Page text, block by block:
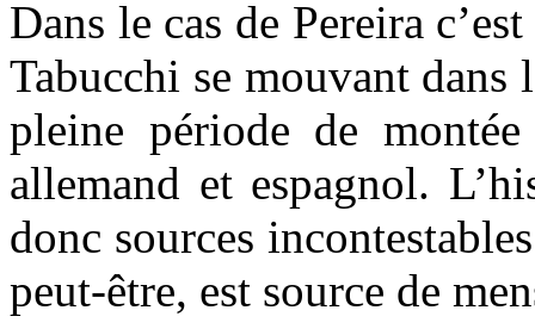
Dans le cas de Pereira
Tabucchi se mouvant dans
pleine période de
allemand et espagnol.
donc sources
peut-être, est source de